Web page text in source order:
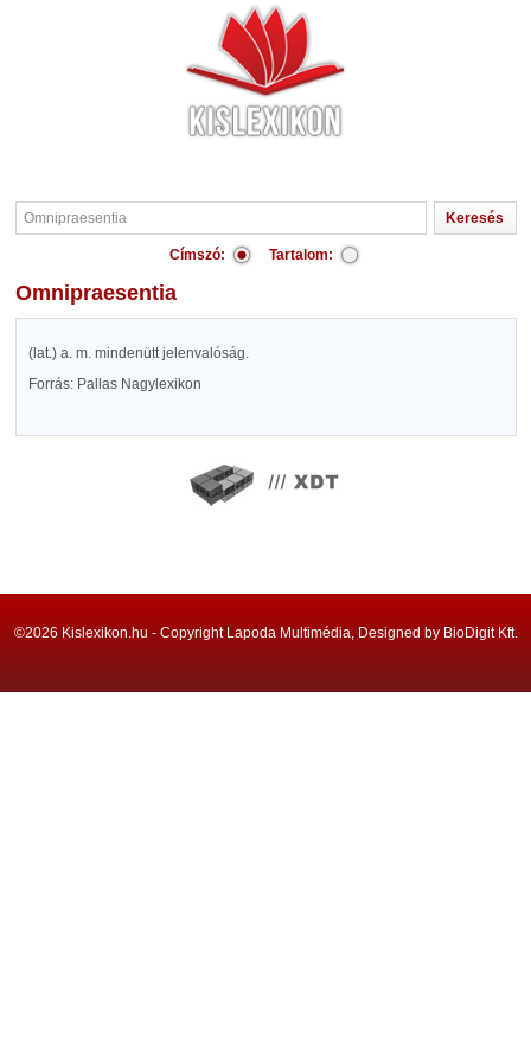
Címszó: Tartalom:
Omnipraesentia
(lat.) a. m. mindenütt jelenvalóság.
Forrás: Pallas Nagylexikon
©2026 Kislexikon.hu - Copyright Lapoda Multimédia, Designed by BioDigit Kft.